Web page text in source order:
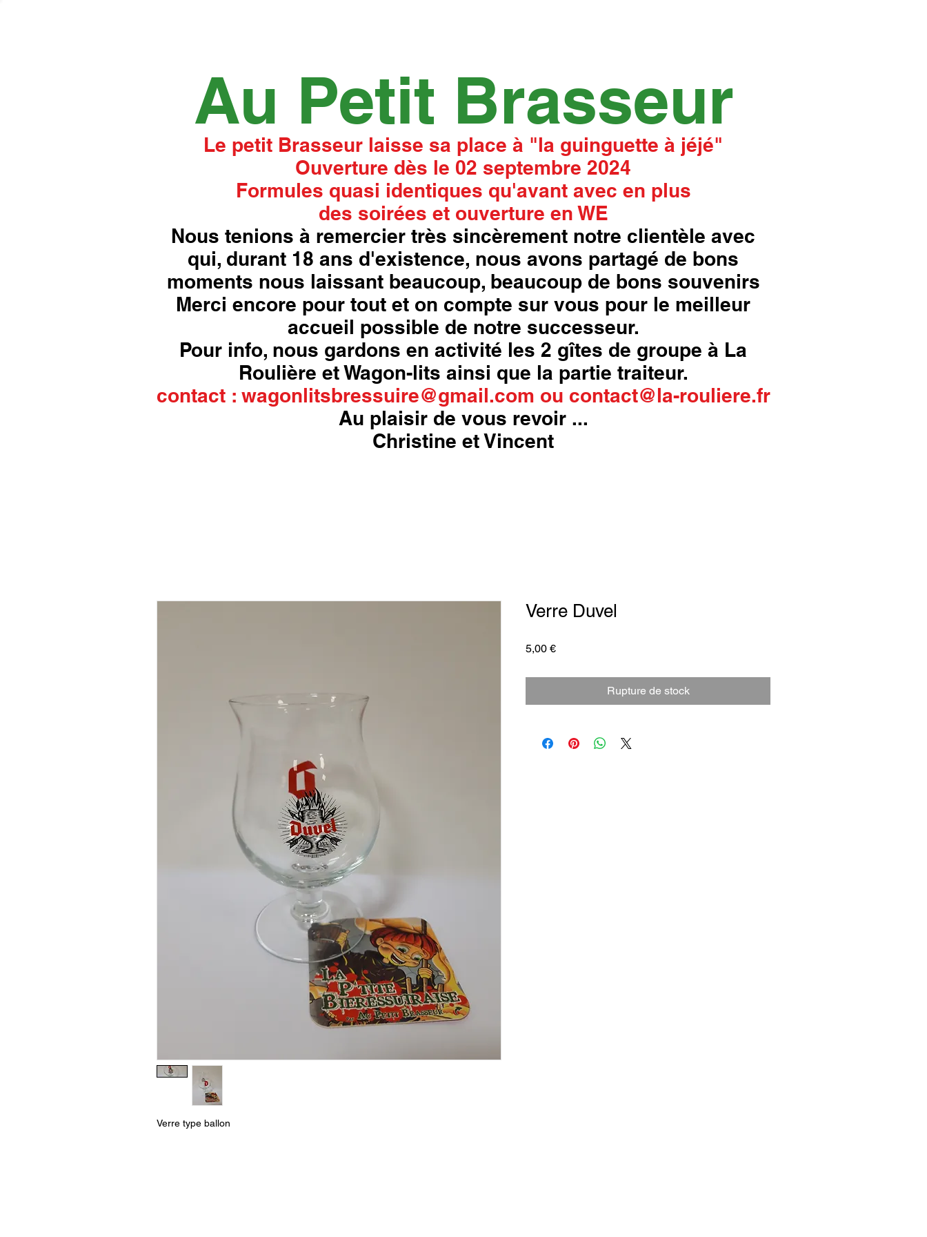
Au Petit Brasseur
Le petit Brasseur laisse sa place à "la guinguette à jéjé"
Ouverture dès le 02 septembre 2024
Formules quasi identiques qu'avant avec en plus
des soirées et ouverture en WE
Nous tenions à remercier très sincèrement notre clientèle avec
qui, durant 18 ans d'existence, nous avons partagé de bons
moments nous laissant beaucoup, beaucoup de bons souvenirs
Merci encore pour tout et on compte sur vous pour le meilleur
accueil possible de notre successeur.
Pour info, nous gardons en activité les 2 gîtes de groupe à La
Roulière et Wagon-lits ainsi que la partie traiteur.
contact : wagonlitsbressuire@gmail.com ou contact@la-rouliere.fr
Au plaisir de vous revoir ...
Christine et Vincent
Verre type ballon
Verre Duvel
5,00 €Prix
Rupture de stock